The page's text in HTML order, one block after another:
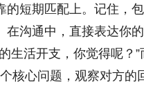
短期匹配上。记住，
沟通中，直接表达你
活开支，你觉得呢？”
核心问题，观察对方的